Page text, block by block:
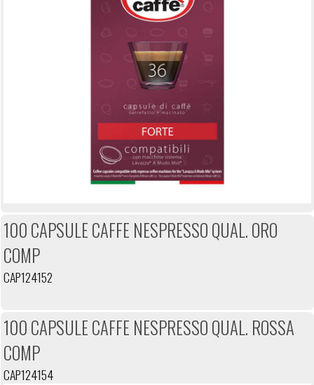
100 CAPSULE CAFFE NESPRESSO QUAL. ORO
COMP
CAP124152
100 CAPSULE CAFFE NESPRESSO QUAL. ROSSA
COMP
CAP124154